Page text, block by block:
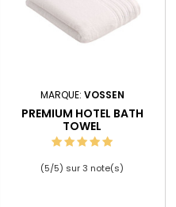
MARQUE: VOSSEN
PREMIUM HOTEL BATH
TOWEL
(5/5) sur3 note(s)